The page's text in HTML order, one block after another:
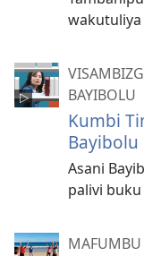
BAYIBOLU
Kumbi
Bayibolu
Asani
palivi